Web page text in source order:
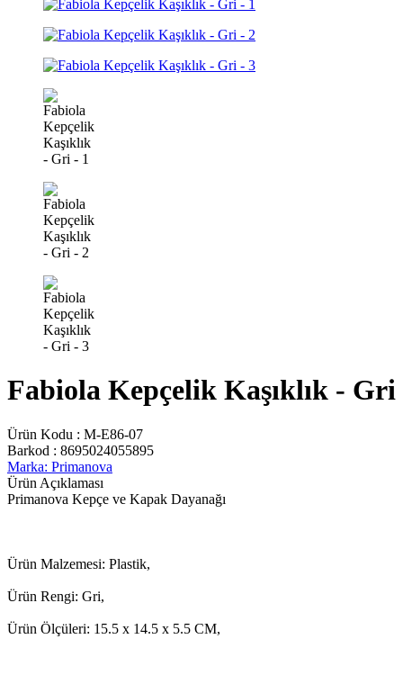
Fabiola Kepçelik Kaşıklık - Gri
Ürün Kodu : M-E86-07
Barkod : 8695024055895
Marka: Primanova
Ürün Açıklaması
Primanova Kepçe ve Kapak Dayanağı
Ürün Malzemesi: Plastik,
Ürün Rengi: Gri,
Ürün Ölçüleri: 15.5 x 14.5 x 5.5 CM,